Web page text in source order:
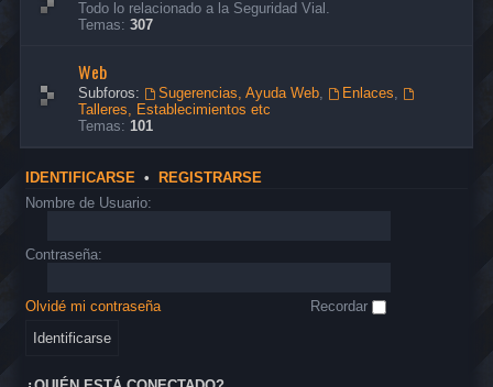
Todo lo relacionado a la Seguridad Vial.
Temas: 307
Web
Subforos: Sugerencias, Ayuda Web, Enlaces,
Talleres, Establecimientos etc
Temas: 101
IDENTIFICARSE • REGISTRARSE
Nombre de Usuario:
Contraseña:
Olvidé mi contraseña Recordar